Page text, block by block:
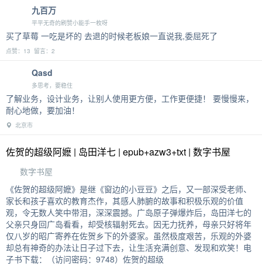
九百万
平平无奇的刷赞小能手一枚呀
买了草莓 一吃是坏的 去退的时候老板娘一直说我,委屈死了
点赞：13 留言：2
Qasd
多思考，要稳住
了解业务，设计业务，让别人使用更方便，工作更便捷！ 要慢慢来，
耐心地做，要加油！
北京市
佐贺的超级阿嬷 | 岛田洋七 | epub+azw3+txt | 数字书屋
数字书屋
《佐贺的超级阿嬷》是继《窗边的小豆豆》之后，又一部深受老师、
家长和孩子喜欢的教育杰作，其感人肺腑的故事和积极乐观的价值
观，令无数人笑中带泪，深深震撼。广岛原子弹爆炸后，岛田洋七的
父亲只身回广岛看看，却受核辐射死去。因无力抚养，母亲只好将年
仅八岁的昭广寄养在佐贺乡下的外婆家。虽然极度艰苦，乐观的外婆
却总有神奇的办法让日子过下去，让生活充满创意、发现和欢笑！电
子书下载：（访问密码：9748）佐贺的超级